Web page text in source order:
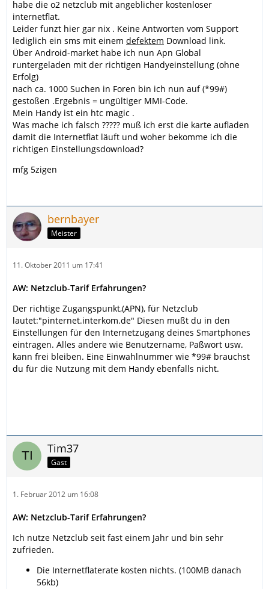
habe die o2 netzclub mit angeblicher kostenloser
internetflat.
Leider funzt hier gar nix . Keine Antworten vom Support
lediglich ein sms mit einem defektem Download link.
Über Android-market habe ich nun Apn Global
runtergeladen mit der richtigen Handyeinstellung (ohne
Erfolg)
nach ca. 1000 Suchen in Foren bin ich nun auf (*99#)
gestoßen .Ergebnis = ungültiger MMI-Code.
Mein Handy ist ein htc magic .
Was mache ich falsch ????? muß ich erst die karte aufladen
damit die Internetflat läuft und woher bekomme ich die
richtigen Einstellungsdownload?
mfg 5zigen
bernbayer
Meister
11. Oktober 2011 um 17:41
AW: Netzclub-Tarif Erfahrungen?
Der richtige Zugangspunkt,(APN), für Netzclub
lautet:"pinternet.interkom.de" Diesen mußt du in den
Einstellungen für den Internetzugang deines Smartphones
eintragen. Alles andere wie Benutzername, Paßwort usw.
kann frei bleiben. Eine Einwahlnummer wie *99# brauchst
du für die Nutzung mit dem Handy ebenfalls nicht.
Tim37
Gast
1. Februar 2012 um 16:08
AW: Netzclub-Tarif Erfahrungen?
Ich nutze Netzclub seit fast einem Jahr und bin sehr
zufrieden.
Die Internetflaterate kosten nichts. (100MB danach
56kb)